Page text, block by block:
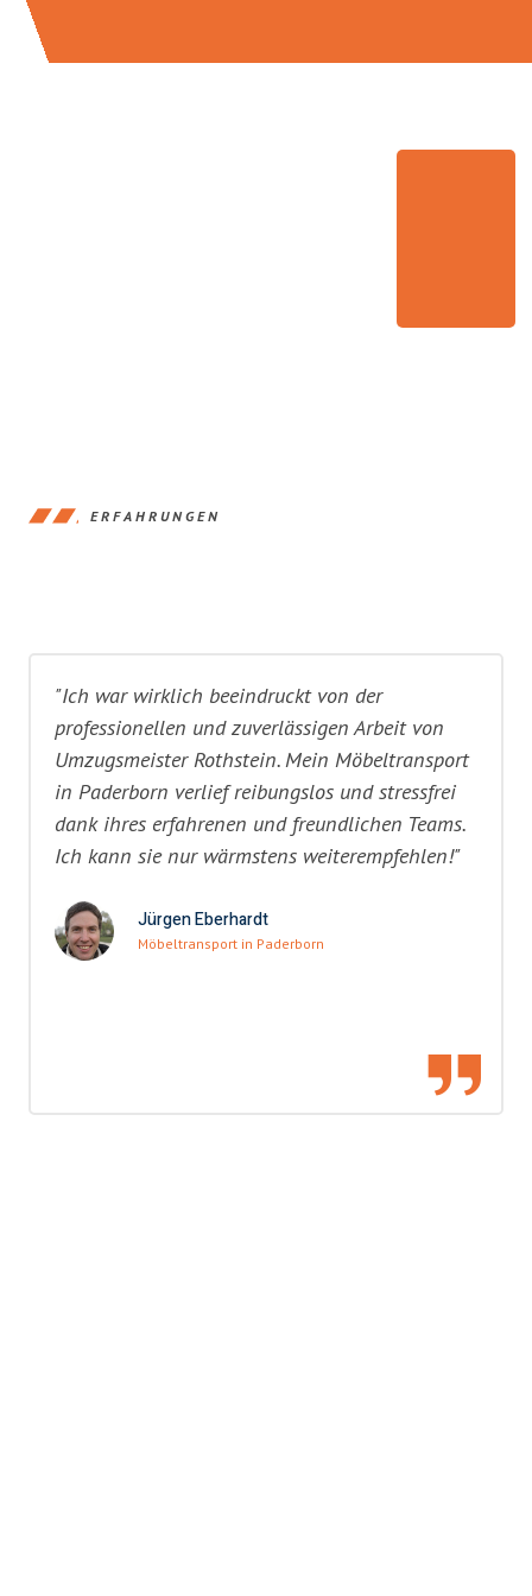
ERFAHRUNGEN
"Ich war wirklich beeindruckt von der
professionellen und zuverlässigen Arbeit von
Umzugsmeister Rothstein. Mein Möbeltransport
in Paderborn verlief reibungslos und stressfrei
dank ihres erfahrenen und freundlichen Teams.
Ich kann sie nur wärmstens weiterempfehlen!"
Jürgen Eberhardt
Möbeltransport in Paderborn